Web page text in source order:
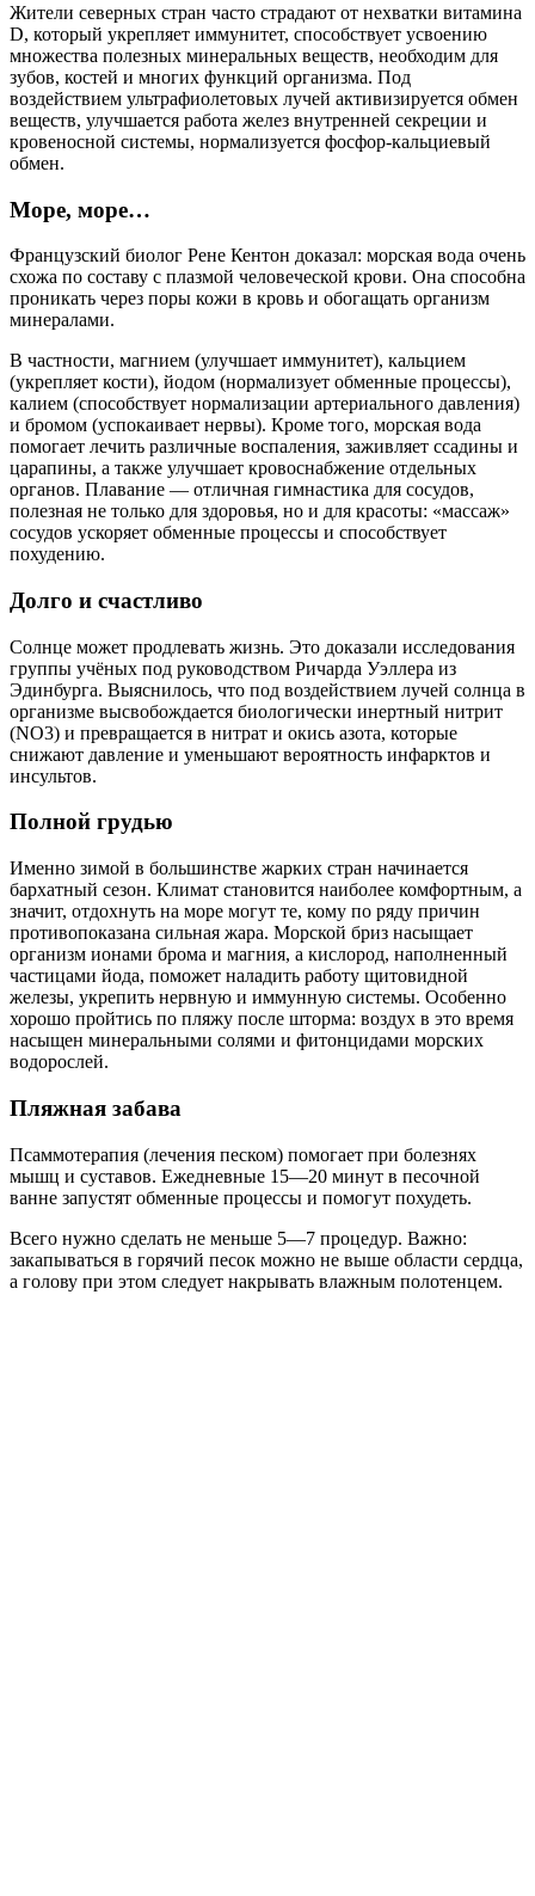
Жители северных стран часто страдают от нехватки витамина
D, который укрепляет иммунитет, способствует усвоению
множества полезных минеральных веществ, необходим для
зубов, костей и многих функций организма. Под
воздействием ультрафиолетовых лучей активизируется обмен
веществ, улучшается работа желез внутренней секреции и
кровеносной системы, нормализуется фосфор-кальциевый
обмен.
Море, море…
Французский биолог Рене Кентон доказал: морская вода очень
схожа по составу с плазмой человеческой крови. Она способна
проникать через поры кожи в кровь и обогащать организм
минералами.
В частности, магнием (улучшает иммунитет), кальцием
(укрепляет кости), йодом (нормализует обменные процессы),
калием (способствует нормализации артериального давления)
и бромом (успокаивает нервы). Кроме того, морская вода
помогает лечить различные воспаления, заживляет ссадины и
царапины, а также улучшает кровоснабжение отдельных
органов. Плавание — отличная гимнастика для сосудов,
полезная не только для здоровья, но и для красоты: «массаж»
сосудов ускоряет обменные процессы и способствует
похудению.
Долго и счастливо
Солнце может продлевать жизнь. Это доказали исследования
группы учёных под руководством Ричарда Уэллера из
Эдинбурга. Выяснилось, что под воздействием лучей солнца в
организме высвобождается биологически инертный нитрит
(NO3) и превращается в нитрат и окись азота, которые
снижают давление и уменьшают вероятность инфарктов и
инсультов.
Полной грудью
Именно зимой в большинстве жарких стран начинается
бархатный сезон. Климат становится наиболее комфортным, а
значит, отдохнуть на море могут те, кому по ряду причин
противопоказана сильная жара. Морской бриз насыщает
организм ионами брома и магния, а кислород, наполненный
частицами йода, поможет наладить работу щитовидной
железы, укрепить нервную и иммунную системы. Особенно
хорошо пройтись по пляжу после шторма: воздух в это время
насыщен минеральными солями и фитонцидами морских
водорослей.
Пляжная забава
Псаммотерапия (лечения песком) помогает при болезнях
мышц и суставов. Ежедневные 15—20 минут в песочной
ванне запустят обменные процессы и помогут похудеть.
Всего нужно сделать не меньше 5—7 процедур. Важно:
закапываться в горячий песок можно не выше области сердца,
а голову при этом следует накрывать влажным полотенцем.